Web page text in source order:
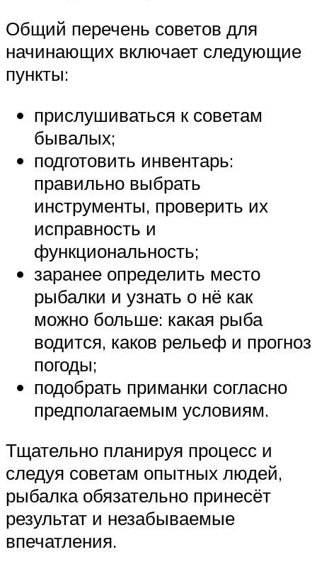
Общий перечень советов для
начинающих включает следующие
пункты:
прислушиваться к советам
бывалых;
подготовить инвентарь:
правильно выбрать
инструменты, проверить их
исправность и
функциональность;
заранее определить место
рыбалки и узнать о нё как
можно больше: какая рыба
водится, каков рельеф и прогноз
погоды;
подобрать приманки согласно
предполагаемым условиям.
Тщательно планируя процесс и
следуя советам опытных людей,
рыбалка обязательно принесёт
результат и незабываемые
впечатления.